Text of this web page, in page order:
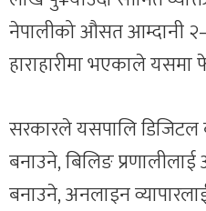
नेपालीको औसत आम्दानी
हाराहारीमा भएकाले यसमा
सरकारले यसपालि डिजिटल
बनाउने, बिलिङ प्रणालीलाई
बनाउने, अनलाइन